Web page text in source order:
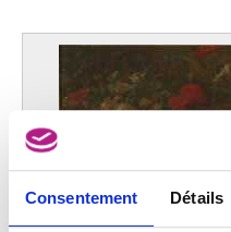
Consentement Détails